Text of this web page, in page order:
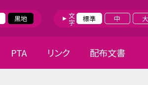
黒地 文字 標準 中 大
PTA リンク 配布文書